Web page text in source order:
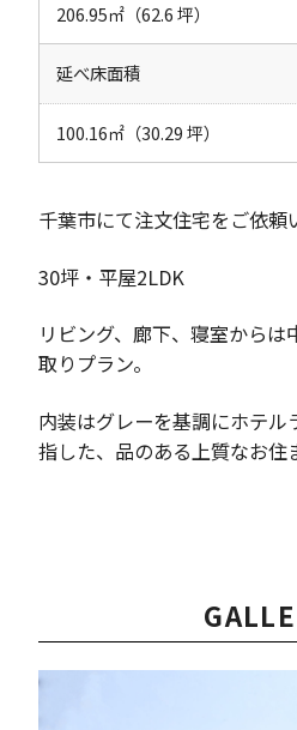
206.95㎡（62.6 坪）
延べ床面積
100.16㎡（30.29 坪）
千葉市にて注文住宅をご依頼
30坪・平屋2LDK
リビング、廊下、寝室から
取りプラン。
内装はグレーを基調にホテル
指した、品のある上質なお住